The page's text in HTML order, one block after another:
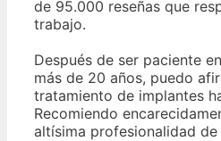
de 95.000 reseñas que
trabajo.
Después de ser paciente
más de 20 años, puedo
tratamiento de implantes
Recomiendo
altísima profesionalidad